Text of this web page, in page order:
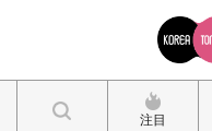
注目